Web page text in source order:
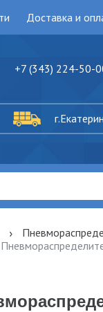
Доставка и
+7 (343) 224-50-